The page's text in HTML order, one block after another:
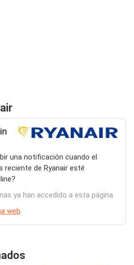
una notificación cuando el
reciente de Ryanair esté
ya han accedido a esta página
web